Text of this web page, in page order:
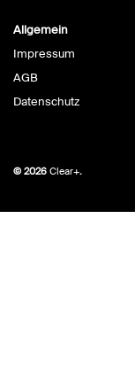
Allgemein
Impressum
AGB
Datenschutz
© 2026 Clear+.